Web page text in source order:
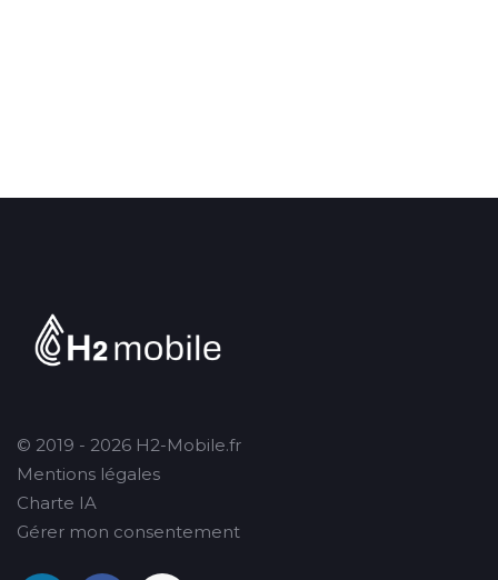
© 2019 - 2026 H2-Mobile.fr
Mentions légales
Charte IA
Gérer mon consentement